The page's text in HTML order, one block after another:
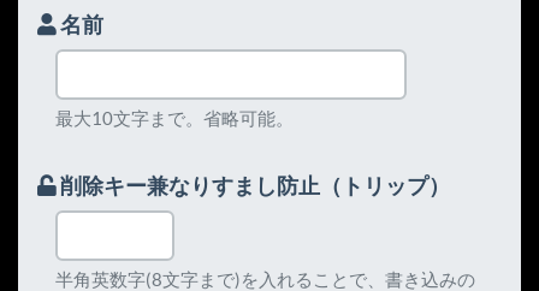
名前
最大10文字まで。省略可能。
削除キー兼なりすまし防止（トリップ）
半角英数字(8文字まで)を入れることで、書き込みの